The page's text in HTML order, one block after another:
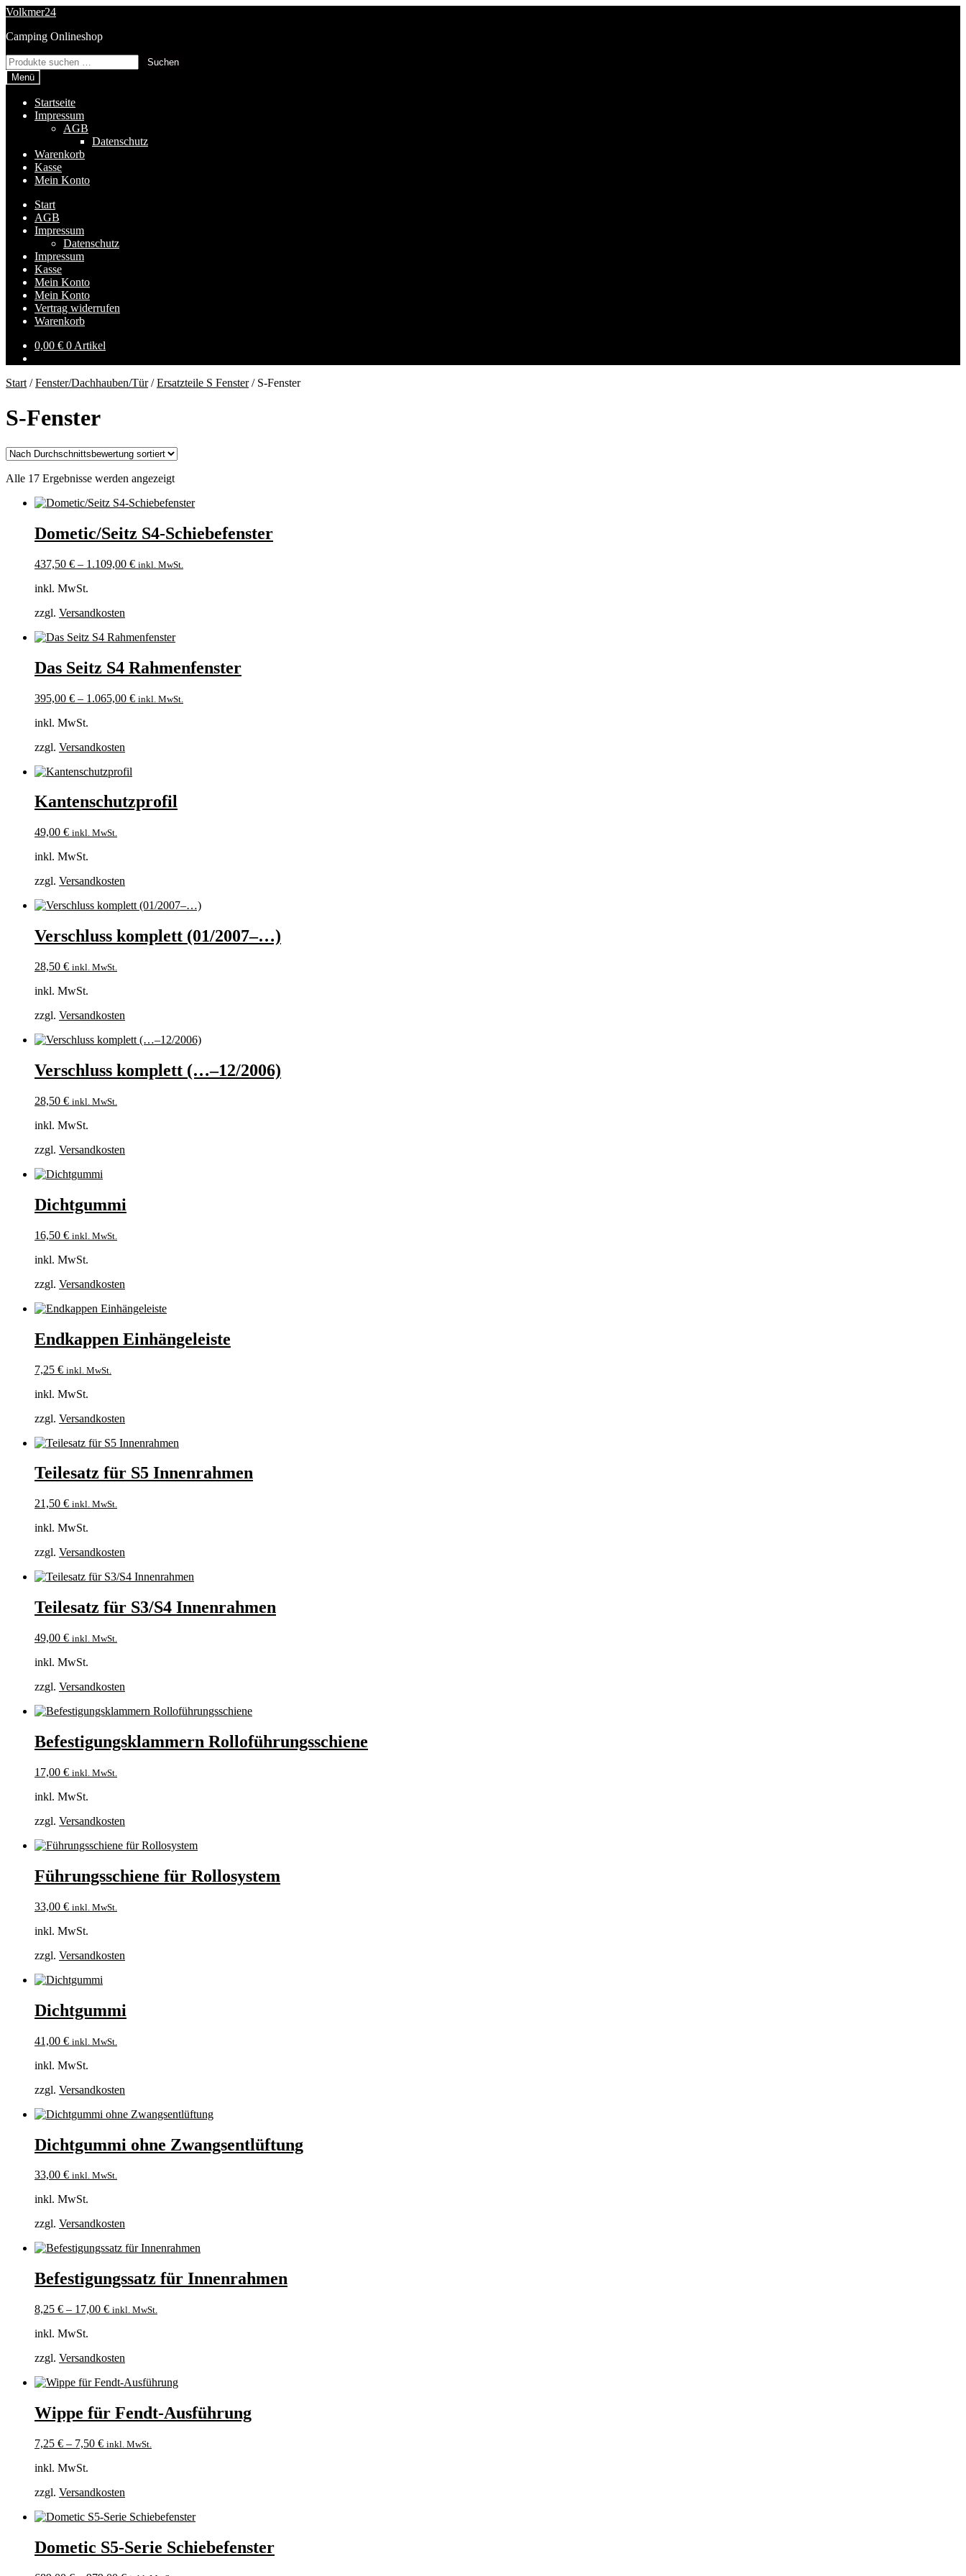
Zur
springen
Zum
springen
Volkmer24
Camping Onlineshop
Suchen
nach:
Suchen
Menü
Startseite
Impressum
AGB
Datenschutz
Warenkorb
Kasse
Mein Konto
Start
AGB
Impressum
Datenschutz
Impressum
Kasse
Mein Konto
Mein Konto
Vertrag widerrufen
Warenkorb
0,00 € 0 Artikel
Start /Fenster/Dachhauben/Tür/Ersatzteile S Fenster/ S-Fenster
S-Fenster
Alle 17 Ergebnisse werden angezeigtNach
sortiert
Dometic/Seitz S4-Schiebefenster
437,50 € – 1.109,00 € inkl. MwSt.
inkl. MwSt.
zzgl. Versandkosten
Das Seitz S4 Rahmenfenster
395,00 € – 1.065,00 € inkl. MwSt.
inkl. MwSt.
zzgl. Versandkosten
Kantenschutzprofil
49,00 € inkl. MwSt.
inkl. MwSt.
zzgl. Versandkosten
Verschluss komplett (01/2007–…)
28,50 € inkl. MwSt.
inkl. MwSt.
zzgl. Versandkosten
Verschluss komplett (…–12/2006)
28,50 € inkl. MwSt.
inkl. MwSt.
zzgl. Versandkosten
Dichtgummi
16,50 € inkl. MwSt.
inkl. MwSt.
zzgl. Versandkosten
Endkappen Einhängeleiste
7,25 € inkl. MwSt.
inkl. MwSt.
zzgl. Versandkosten
Teilesatz für S5 Innenrahmen
21,50 € inkl. MwSt.
inkl. MwSt.
zzgl. Versandkosten
Teilesatz für S3/S4 Innenrahmen
49,00 € inkl. MwSt.
inkl. MwSt.
zzgl. Versandkosten
Befestigungsklammern Rolloführungsschiene
17,00 € inkl. MwSt.
inkl. MwSt.
zzgl. Versandkosten
Führungsschiene für Rollosystem
33,00 € inkl. MwSt.
inkl. MwSt.
zzgl. Versandkosten
Dichtgummi
41,00 € inkl. MwSt.
inkl. MwSt.
zzgl. Versandkosten
Dichtgummi ohne Zwangsentlüftung
33,00 € inkl. MwSt.
inkl. MwSt.
zzgl. Versandkosten
Befestigungssatz für Innenrahmen
8,25 € – 17,00 € inkl. MwSt.
inkl. MwSt.
zzgl. Versandkosten
Wippe für Fendt-Ausführung
7,25 € – 7,50 € inkl. MwSt.
inkl. MwSt.
zzgl. Versandkosten
Dometic S5-Serie Schiebefenster